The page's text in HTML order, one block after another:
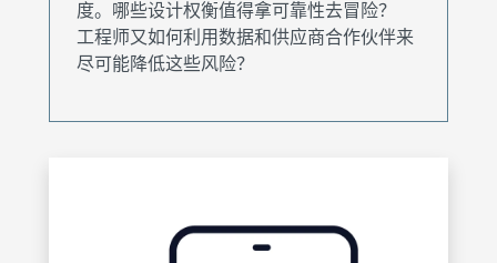
度。哪些设计权衡值得拿可靠性去冒险？
工程师又如何利用数据和供应商合作伙伴来
尽可能降低这些风险？